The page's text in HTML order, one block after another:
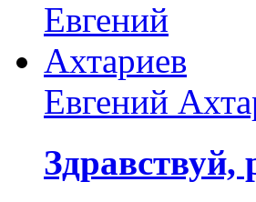
Евгений
Здравствуй,